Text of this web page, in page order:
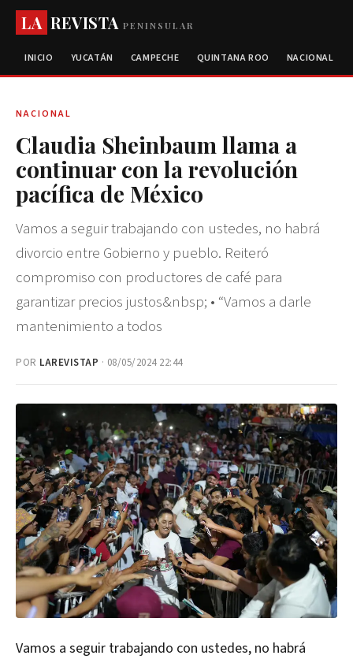
LA REVISTAPENINSULAR
INICIO YUCATÁN CAMPECHE QUINTANA ROO NACIONAL
NACIONAL
Claudia Sheinbaum llama a
continuar con la revolución
pacífica de México
Vamos a seguir trabajando con ustedes, no habrá
divorcio entre Gobierno y pueblo. Reiteró
compromiso con productores de café para
garantizar precios justos&nbsp; • “Vamos a darle
mantenimiento a todos
POR LAREVISTAP · 08/05/2024 22:44
Vamos a seguir trabajando con ustedes, no habrá